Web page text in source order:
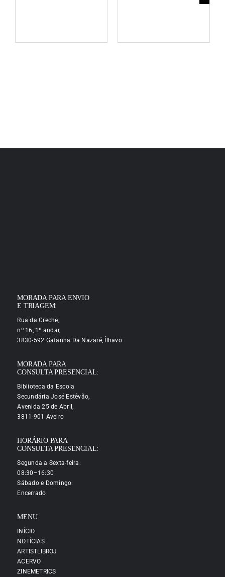
MORADA PARA ENVIO
E TRIAGEM:
Rua da Creche,
nº 16, 1º andar,
3830-592 Gafanha Da Nazaré, Ílhavo
MORADA PARA
CONSULTA PRESENCIAL:
Biblioteca da Escola
Secundária José Estêvão,
Avenida 25 de Abril,
3811-901 Aveiro
HORÁRIO PARA
CONSULTA PRESENCIAL:
Segunda a Sexta-feira:
08:30–16:30
Sábado e Domingo:
Encerrado
MENU:
INÍCIO
NOTÍCIAS
ARTISTLIBROJ
ACERVO
ZINEMETRICS